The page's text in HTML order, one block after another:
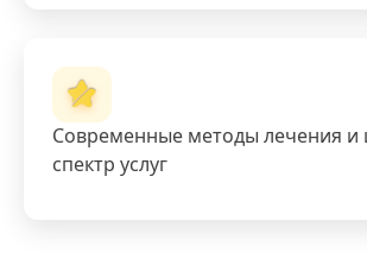
Современные методы лечения и
спектр услуг